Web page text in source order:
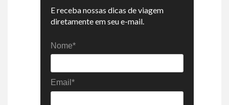
E receba nossas dicas de viagem
diretamente em seu e-mail.
Nome*
Email*